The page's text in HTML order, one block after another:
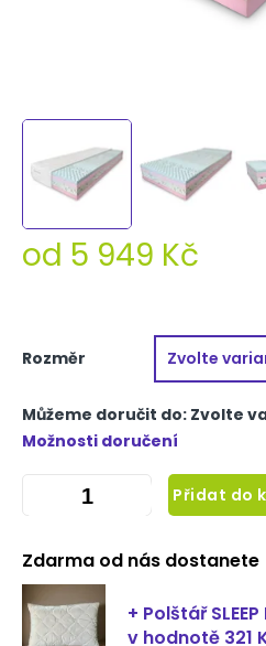
od 5 949 Kč
Rozměr
Můžeme doručit do: Zvolte
Možnosti doručení
Přidat do
Zdarma od nás dostanete
+ Polštář
v hodnotě 321